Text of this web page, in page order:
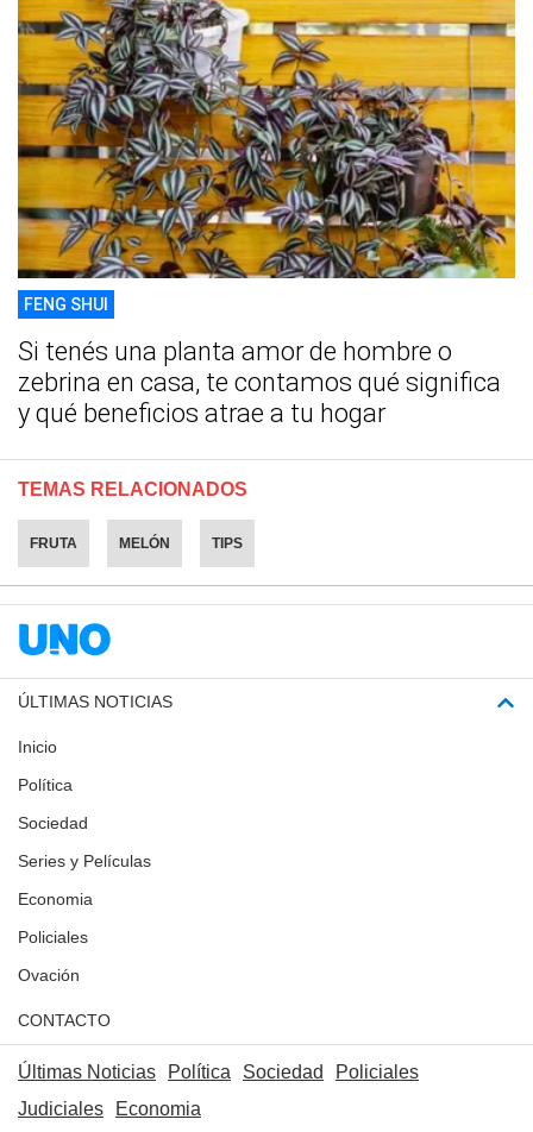
FENG SHUI
Si tenés una planta amor de hombre o
zebrina en casa, te contamos qué significa
y qué beneficios atrae a tu hogar
TEMAS RELACIONADOS
FRUTA MELÓN TIPS
ÚLTIMAS NOTICIAS
Inicio
Política
Sociedad
Series y Películas
Economia
Policiales
Ovación
CONTACTO
Últimas Noticias Política Sociedad
Policiales
Judiciales
Economia